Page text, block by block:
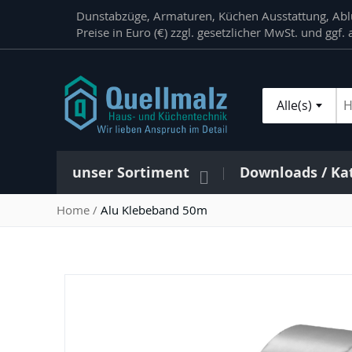
Direkt
zum
Inhalt
Dunstabzüge, Armaturen, Küchen Ausstattung,
Preise in Euro (€) zzgl. gesetzlicher MwSt. und
Alle(s)
unser Sortiment Downloads /
Home Alu Klebeband 50m